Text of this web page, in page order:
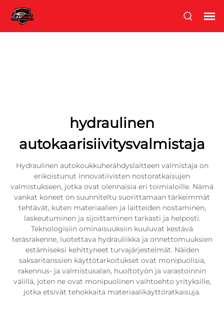
hydraulinen
autokaarisiivitysvalmistaja
Hydraulinen autokoukkuherähdyslaitteen valmistaja on
erikoistunut innovatiivisten nostoratkaisujen
valmistukseen, jotka ovat olennaisia eri toimialoille. Nämä
vankat koneet on suunniteltu suorittamaan tärkeimmät
tehtävät, kuten materiaalien ja laitteiden nostaminen,
laskeutuminen ja sijoittaminen tarkasti ja helposti.
Teknologisiin ominaisuuksiin kuuluvat kestävä
teräsrakenne, luotettava hydrauliikka ja onnettomuuksien
estämiseksi kehittyneet turvajärjestelmät. Näiden
saksaritanssien käyttötarkoitukset ovat monipuolisia,
rakennus- ja valmistusalan, huoltotyön ja varastoinnin
välillä, joten ne ovat monipuolinen vaihtoehto yrityksille,
jotka etsivät tehokkaita materiaalikäyttöratkaisuja.